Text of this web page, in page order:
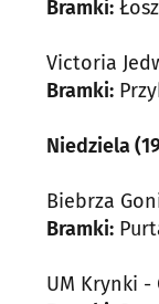
Bramki:
Victoria
Bramki:
Niedziela
Biebrza
Bramki:
UM Krynki -